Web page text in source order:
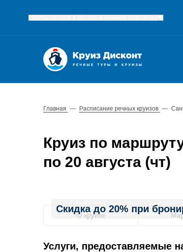
Главная — Расписание речных круизов —
Круиз по
по 20 августа (чт)
Скидка до 20% при
О круизе
Услуги, предоставляемые